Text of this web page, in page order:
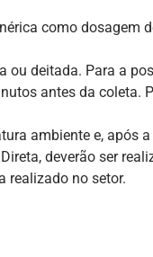
como dosagem
ou deitada. Para a
antes da
ambiente e, após
deverão ser
realizado no setor.